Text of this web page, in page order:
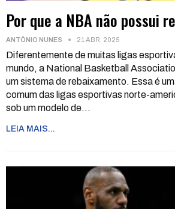
Por que a NBA não possui
ANTÔNIO NUNES 21 ABR, 2025
Diferentemente de muitas ligas
mundo, a National Basketball
um sistema de rebaixamento. Essa é
comum das ligas esportivas norte-
sob um modelo de…
LEIA MAIS...